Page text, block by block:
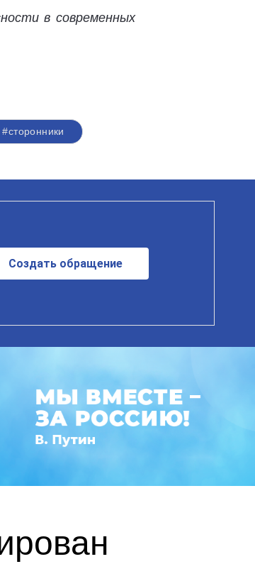
в современных
#сторонники
Создать обращение